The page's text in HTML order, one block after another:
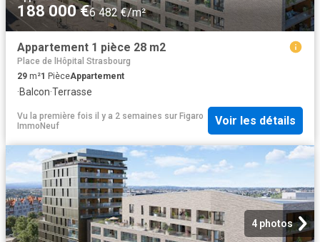
188 000 €6 482 €/m²
Appartement 1 pièce 28 m2
Place de lHôpital Strasbourg
29 m²1 PièceAppartement
·Balcon·Terrasse
Vu la première fois il y a 2 semaines sur Figaro
ImmoNeuf
Voir les détails
4 photos